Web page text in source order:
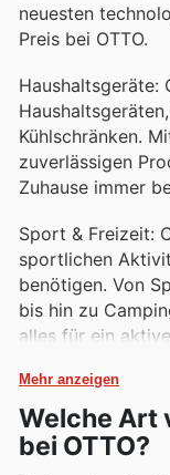
neuesten
Preis bei OTTO.
Haushaltsgeräte:
Kühlschränken.
zuverlässigen
Zuhause immer
Sport & Freizeit:
sportlichen
benötigen. Von
bis hin zu
alles für ein
Mehr anzeigen
Welche Art
bei OTTO?